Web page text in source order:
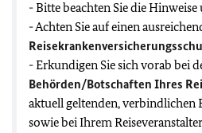
- Bitte beachten Sie die Hinweise
- Achten Sie auf einen
- Erkundigen Sie sich vorab bei
Behörden/Botschaften Ihres
aktuell geltenden, verbindlichen
sowie bei Ihrem